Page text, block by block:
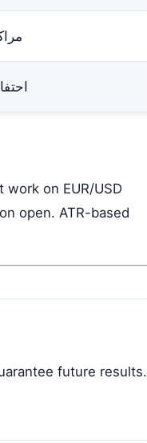
on EUR/USD
open. ATR-based
future results.